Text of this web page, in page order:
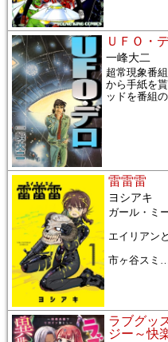
ＵＦＯ・
一峰大二
超常現象番
から手紙を
ッドを番組
雷雷雷
ヨシアキ
ガール・ミ
エイリアン
市ヶ谷スミ
ラブグッ
ジー～快